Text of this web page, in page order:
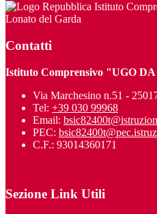
Istituto
Lonato del Garda
Contatti
Istituto Comprensivo "UGO
Via Marchesino n.51 -
Tel: +39 030 99968
Email:
PEC:
C.F.: 93014360171
Sezione Link Utili